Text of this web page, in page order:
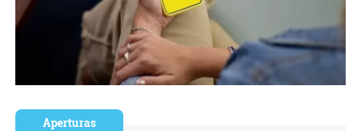
Aperturas